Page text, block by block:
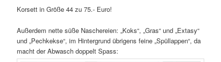
Korsett in Größe 44 zu 75.- Euro!
Außerdem nette süße Naschereien: „Koks“, „Gras“ und „Extasy“
und „Pechkekse“, im Hintergrund übrigens feine „Spüllappen“, da
macht der Abwasch doppelt Spass: